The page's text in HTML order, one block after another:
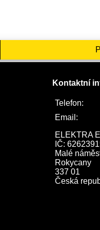
Kontaktní
Telefon:
Email:
ELEKTRA
IČ:
Malé
Rokycany
337 01
Česká